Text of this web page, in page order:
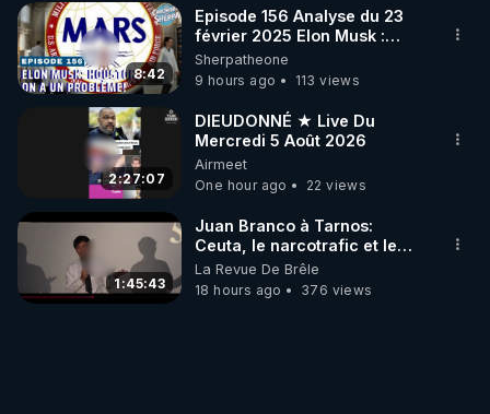
8:42
Episode 156 Analyse du 23
février 2025 Elon Musk :
Houston , on a un problème !
Sherpatheone
9 hours ago
113 views
2:27:07
DIEUDONNÉ ★ Live Du
Mercredi 5 Août 2026
Airmeet
One hour ago
22 views
1:45:43
Juan Branco à Tarnos:
Ceuta, le narcotrafic et le
pouvoir en France
La Revue De Brêle
18 hours ago
376 views